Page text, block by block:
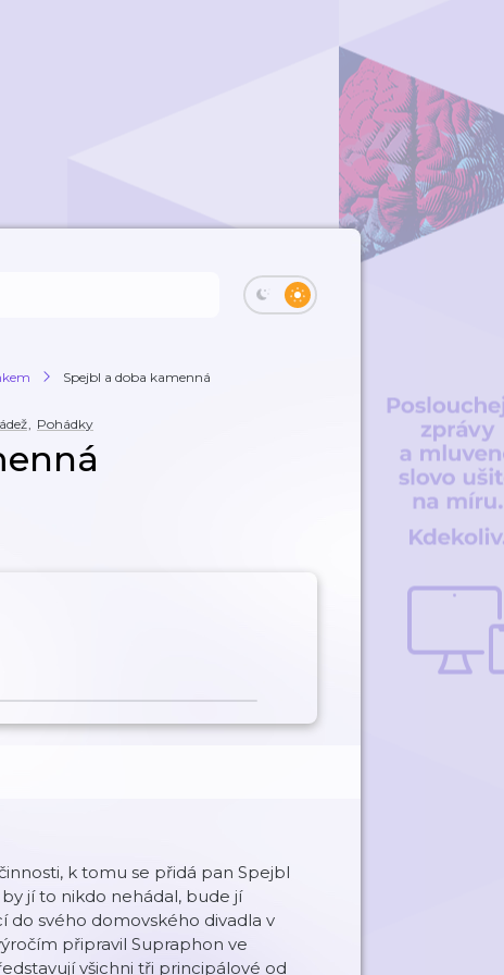
Spejbl a doba kamenná
, Pohádky
k tomu se přidá pan Spejbl
jí to nikdo nehádal, bude jí
do svého domovského divadla v
připravil Supraphon ve
všichni tři principálové od